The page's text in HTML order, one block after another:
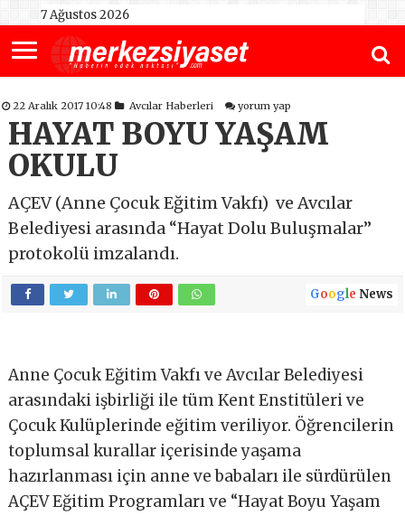
7 Ağustos 2026
22 Aralık 2017 10:48 Avcılar Haberleri yorum yap
HAYAT BOYU YAŞAM
OKULU
AÇEV (Anne Çocuk Eğitim Vakfı) ve Avcılar
Belediyesi arasında “Hayat Dolu Buluşmalar”
protokolü imzalandı.
Google News
Anne Çocuk Eğitim Vakfı ve Avcılar Belediyesi
arasındaki işbirliği ile tüm Kent Enstitüleri ve
Çocuk Kulüplerinde eğitim veriliyor. Öğrencilerin
toplumsal kurallar içerisinde yaşama
hazırlanması için anne ve babaları ile sürdürülen
AÇEV Eğitim Programları ve “Hayat Boyu Yaşam